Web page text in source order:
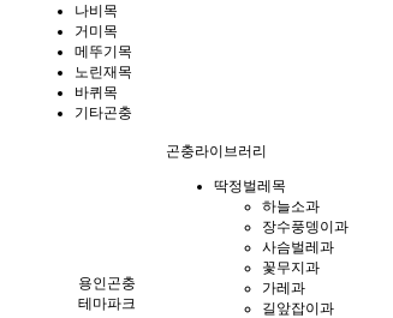
나비목
거미목
메뚜기목
노린재목
바퀴목
기타곤충
용인곤충
테마파크
곤충라이브러리
딱정벌레목
하늘소과
장수풍뎅이과
사슴벌레과
꽃무지과
가레과
길앞잡이과